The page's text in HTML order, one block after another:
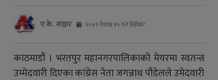
ए.के. सञ्चार २०७९ वैशाख १५ गते बिहीबार
काठमाडौं । भरतपुर महानगरपालिकाको मेयरमा स्वतन्त्र
उम्मेदवारी दिएका कांग्रेस नेता जगन्नाथ पौडेलले उमेदवारी